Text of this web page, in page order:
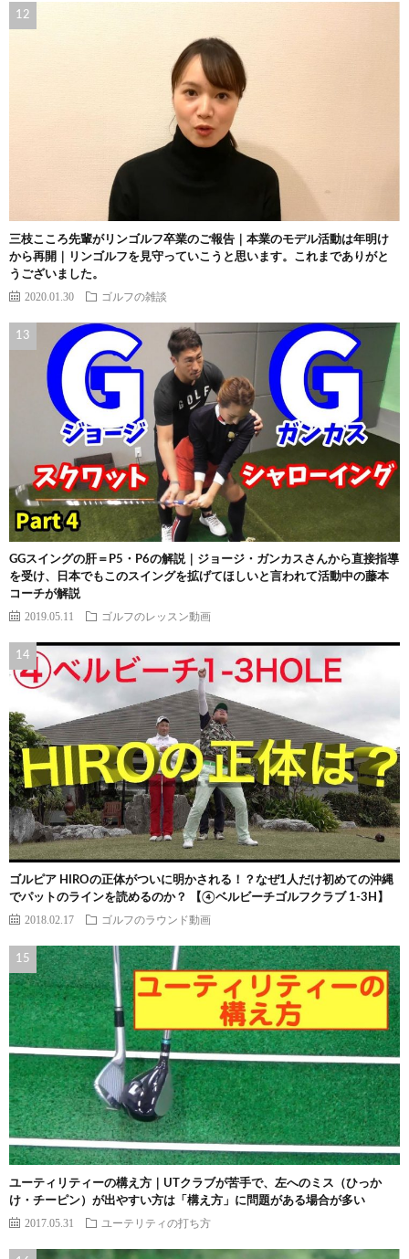
三枝こころ先輩がリンゴルフ卒業のご報告｜本業のモデル活動は年明け
から再開｜リンゴルフを見守っていこうと思います。これまでありがと
うございました。
2020.01.30 ゴルフの雑談
GGスイングの肝＝P5・P6の解説｜ジョージ・ガンカスさんから直接指導
を受け、日本でもこのスイングを拡げてほしいと言われて活動中の藤本
コーチが解説
2019.05.11 ゴルフのレッスン動画
ゴルピア HIROの正体がついに明かされる！？なぜ1人だけ初めての沖縄
でパットのラインを読めるのか？ 【④ベルビーチゴルフクラブ 1-3H】
2018.02.17 ゴルフのラウンド動画
ユーティリティーの構え方｜UTクラブが苦手で、左へのミス（ひっか
け・チーピン）が出やすい方は「構え方」に問題がある場合が多い
2017.05.31 ユーテリティの打ち方